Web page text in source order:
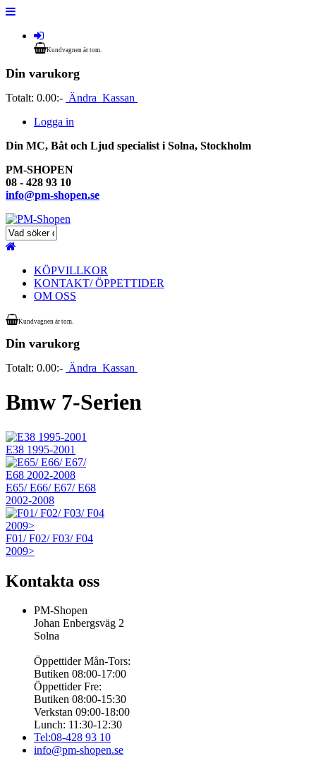
Kundvagnen är tom.
Din varukorg
Totalt: 0.00:- Ändra Kassan
Logga in
Din MC, Båt och Ljud specialist i Solna, Stockholm
PM-SHOPEN
08 - 428 93 10
info@pm-shopen.se
KÖPVILLKOR
KONTAKT/ ÖPPETTIDER
OM OSS
Kundvagnen är tom.
Din varukorg
Totalt: 0.00:- Ändra Kassan
Bmw 7-Serien
E38 1995-2001
E65/ E66/ E67/ E68
2002-2008
F01/ F02/ F03/ F04
2009>
Kontakta oss
PM-Shopen
Johan Enbergsväg 2
Solna
Öppettider Mån-Tors:
Butiken 08:00-17:00
Öppettider Fre:
Butiken 08:00-15:30
Verkstan 09:00-18:00
Lunch: 11:30-12:30
Tel:08-428 93 10
info@pm-shopen.se